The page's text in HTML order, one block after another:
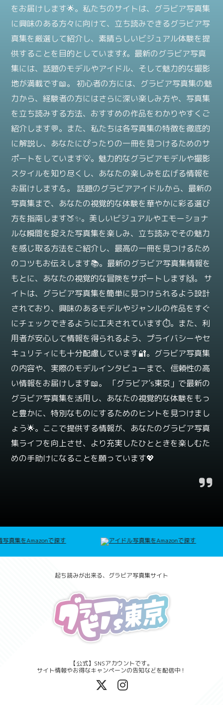
をお届けします🌟。私たちのサイトは、グラビア写真集
に興味のある方々に向けて、立ち読みできるグラビア写
真集を厳選して紹介し、素晴らしいビジュアル体験を提
供することを目的としています💃。最新のグラビア写真
集には、話題のモデルやアイドル、そして魅力的な撮影
地が満載です📖。 初心者の方には、グラビア写真集の魅
力から、経験者の方にはさらに深い楽しみ方や、写真集
を立ち読みする方法、おすすめの作品をわかりやすくご
紹介します💬。また、私たちは各写真集の特徴を徹底的
に解説し、あなたにぴったりの一冊を見つけるためのサ
ポートをしています💡。魅力的なグラビアモデルや撮影
スタイルを知り尽くし、あなたの楽しみを広げる情報を
お届けします💪。 話題のグラビアアイドルから、最新の
写真集まで、あなたの視覚的な体験を華やかに彩る選び
方を指南します🍑✨。美しいビジュアルやエモーショナ
ルな瞬間を捉えた写真集を楽しみ、立ち読みでその魅力
を感じ取る方法をご紹介し、最高の一冊を見つけるため
のコツもお伝えします📚。最新のグラビア写真集情報を
もとに、あなたの視覚的な冒険をサポートします🙌。 サ
イトは、グラビア写真集を簡単に見つけられるよう設計
されており、興味のあるモデルやジャンルの作品をすぐ
にチェックできるように工夫されています⏱️。また、利
用者が安心して情報を得られるよう、プライバシーやセ
キュリティにも十分配慮しています🔐。グラビア写真集
の内容や、実際のモデルインタビューまで、信頼性の高
い情報をお届けします📖。 「グラビア’s東京」で最新の
グラビア写真集を活用し、あなたの視覚的な体験をもっ
と豊かに、特別なものにするためのヒントを見つけまし
ょう🌟。ここで提供する情報が、あなたのグラビア写真
集ライフを向上させ、より充実したひとときを楽しむた
めの手助けになることを願っています💖
起ち読みが出来る、グラビア写真集サイト
【公式】SNSアカウントです。
サイト情報やお得なキャンペーンの告知などを配信中！